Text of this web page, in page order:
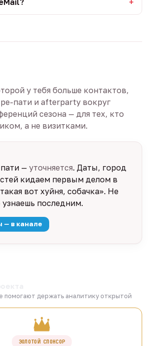
у тебя больше контактов,
пати и afterparty вокруг
сезона — для тех, кто
а не визитками.
— уточняется. Даты, город
кидаем первым делом в
вот хуйня, собачка». Не
последним.
— в канале
помогают держать аналитику открытой
ЗОЛОТОЙ СПОНСОР